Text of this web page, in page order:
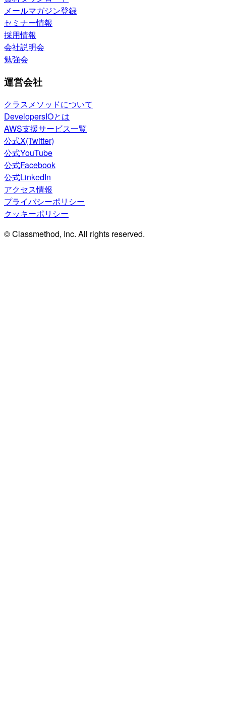
メールマガジン登録
セミナー情報
採用情報
会社説明会
勉強会
運営会社
クラスメソッドについて
DevelopersIOとは
AWS支援サービス一覧
公式X(Twitter)
公式YouTube
公式Facebook
公式LinkedIn
アクセス情報
プライバシーポリシー
クッキーポリシー
© Classmethod, Inc. All rights reserved.